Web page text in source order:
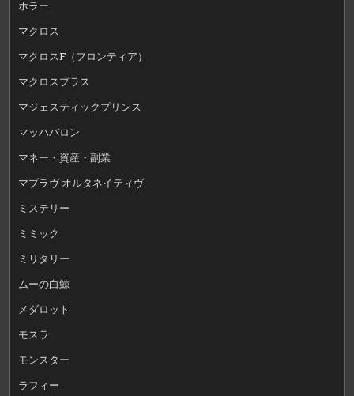
ホラー
マクロス
マクロスF（フロンティア）
マクロスプラス
マジェスティックプリンス
マッハバロン
マネー・資産・副業
マブラヴ オルタネイティヴ
ミステリー
ミミック
ミリタリー
ムーの白鯨
メダロット
モスラ
モンスター
ラフィー